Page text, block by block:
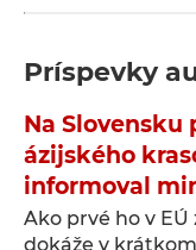
Príspevky
Na
ázijského
informoval
Ako prvé ho v EÚ
dokáže v